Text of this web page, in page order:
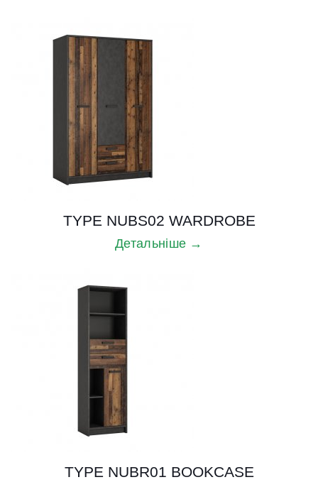
TYPE NUBS02 WARDROBE
Детальніше →
TYPE NUBR01 BOOKCASE